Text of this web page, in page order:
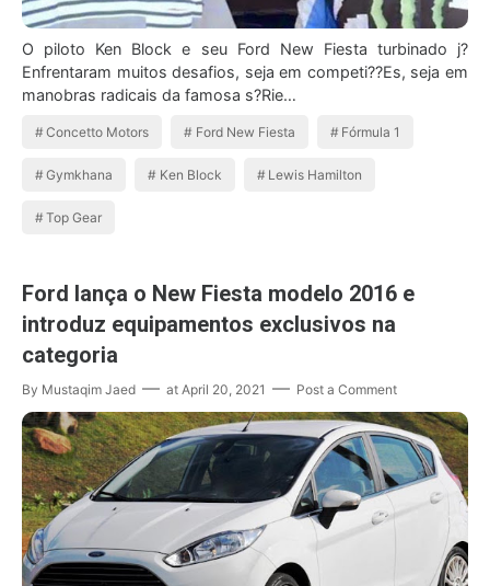
O piloto Ken Block e seu Ford New Fiesta turbinado j?
Enfrentaram muitos desafios, seja em competi??Es, seja em
manobras radicais da famosa s?Rie…
Concetto Motors Ford New Fiesta Fórmula 1
Gymkhana Ken Block Lewis Hamilton
Top Gear
Ford lança o New Fiesta modelo 2016 e
introduz equipamentos exclusivos na
categoria
By Mustaqim Jaed at April 20, 2021 Post a Comment